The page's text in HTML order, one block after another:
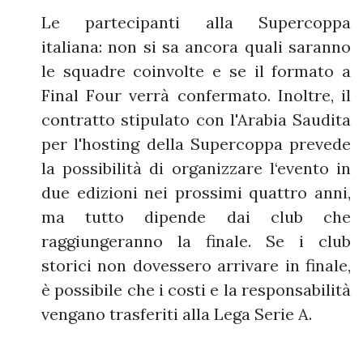
Le partecipanti alla Supercoppa
italiana: non si sa ancora quali saranno
le squadre coinvolte e se il formato a
Final Four verrà confermato. Inoltre, il
contratto stipulato con l'Arabia Saudita
per l'hosting della Supercoppa prevede
la possibilità di organizzare l‘evento in
due edizioni nei prossimi quattro anni,
ma tutto dipende dai club che
raggiungeranno la finale. Se i club
storici non dovessero arrivare in finale,
è possibile che i costi e la responsabilità
vengano trasferiti alla Lega Serie A.